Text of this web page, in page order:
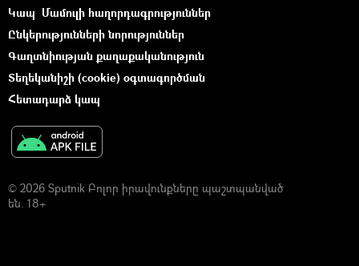
Կապ Մամուլի հաղորդագրություններ
Ընկերությունների նորություններ
Գաղտնիության քաղաքականություն
Տեղեկանիշի (cookie) օգտագործման
Հետադարձ կապ
© 2026 Sputnik Բոլոր իրավունքները պաշտպանված
են. 18+